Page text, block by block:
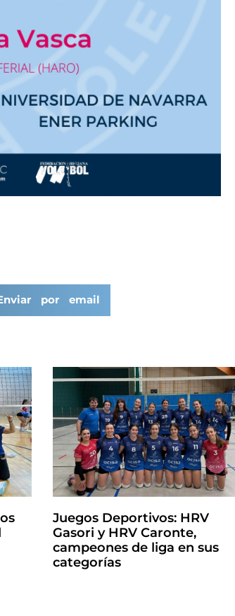
por email
Juegos Deportivos: HRV
Gasori y HRV Caronte,
campeones de liga en sus
categorías